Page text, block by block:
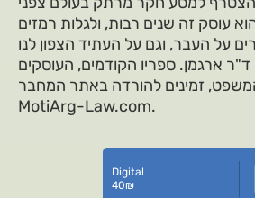
עוסק זה שנים רבות, ולגלות רמזים
ד"ר ארגמן. ספריו הקודמים, העוסקים
זמינים להורדה באתר המחבר:
MotiArg-Law.com.
Digital
40₪